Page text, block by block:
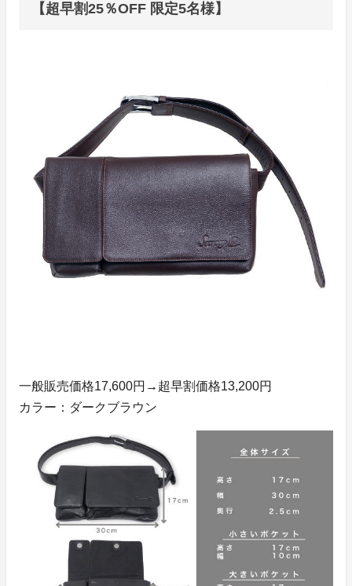
【超早割25％OFF 限定5名様】
一般販売価格17,600円→超早割価格13,200円
カラー：ダークブラウン